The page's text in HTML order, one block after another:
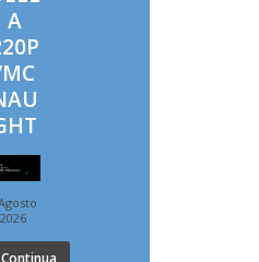
A
2026
Continua